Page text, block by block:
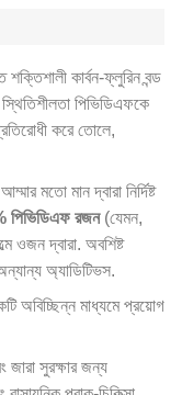
কার্বন-ফ্লুরিন বন্ড
পিভিডিএফকে
করে তোলে,
মতো মান দ্বারা নির্দিষ্ট
রজন(যেমন,
ওজন দ্বারা. অবশিষ্ট
অ্যাডিটিভস.
অবিচ্ছিন্ন মাধ্যমে প্রয়োগ
সুরক্ষার জন্য